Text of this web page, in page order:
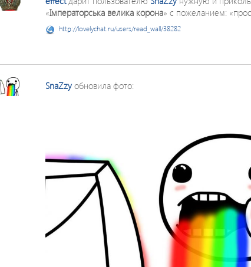
«Імператорська велика корона» с пожеланием:
http://lovelychat.ru/users/read_wall/38282
SnaZzyобновила фото: